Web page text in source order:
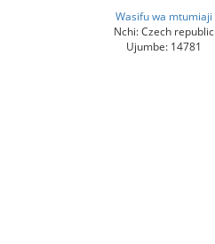
Wasifu wa mtumiaji
Nchi: Czech republic
Ujumbe: 14781